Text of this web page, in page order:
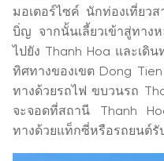
มอเตอร์ไซค์ นักท่องเที่ยว
บิ่ญ จากนั้นเลี้ยวเข้าสู่ทาง
ไปยัง Thanh Hoa และเดิ
ทิศทางของเขต Dong
ทางด้วยรถไฟ ขบวนรถ
จะจอดที่สถานี Thanh
ทางด้วยแท็กซี่หรือรถยนต์รั